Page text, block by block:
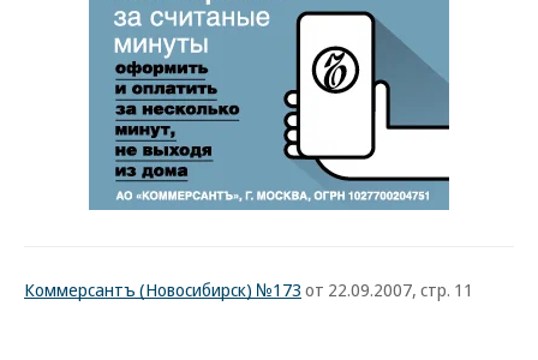
Коммерсантъ (Новосибирск) №173 от 22.09.2007, стр. 11